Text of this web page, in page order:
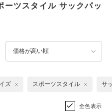
ーツスタイル サックパッ
価格が高い順
ズ スポーツスタイル サ
全色表示